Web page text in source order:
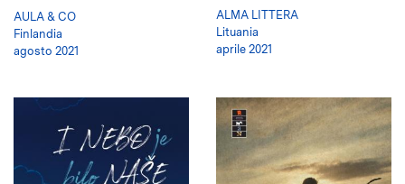
AULA & CO
Finlandia
agosto 2021
ALMA LITTERA
Lituania
aprile 2021